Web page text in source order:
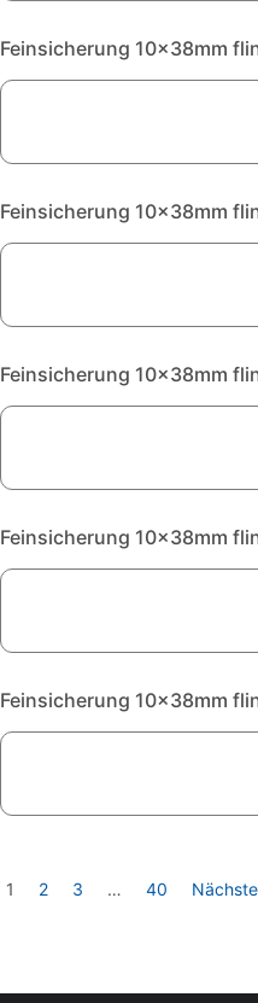
Feinsicherung 10x38mm
Feinsicherung 10x38mm
Feinsicherung 10x38mm
Feinsicherung 10x38mm
Feinsicherung 10x38mm
1 2 3 … 40